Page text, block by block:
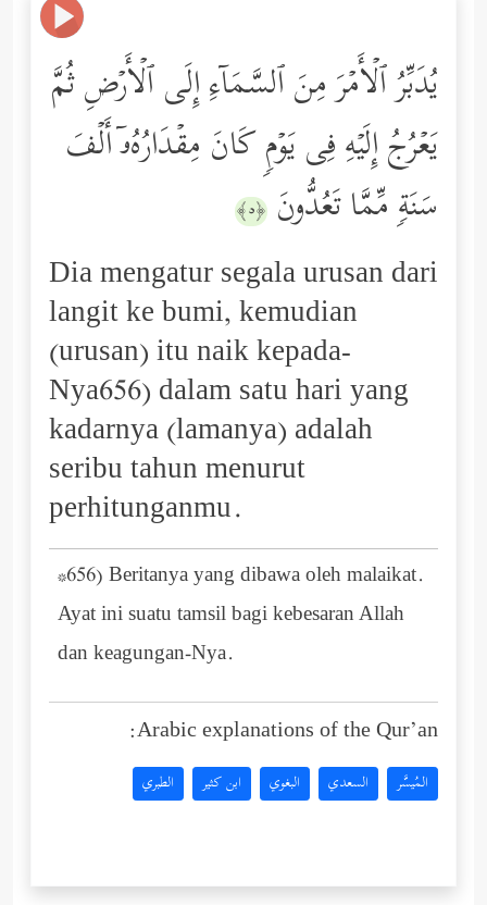
یُدَبِّرُ ٱلۡأَمۡرَ مِنَ ٱلسَّمَاۤءِ إِلَى ٱلۡأَرۡضِ ثُمَّ
یَعۡرُجُ إِلَیۡهِ فِی یَوۡمࣲ كَانَ مِقۡدَارُهُۥۤ أَلۡفَ
سَنَةࣲ مِّمَّا تَعُدُّونَ ﴿٥﴾
Dia mengatur segala urusan dari
langit ke bumi, kemudian
(urusan) itu naik kepada-
Nya656) dalam satu hari yang
kadarnya (lamanya) adalah
seribu tahun menurut
perhitunganmu.
*656) Beritanya yang dibawa oleh malaikat.
Ayat ini suatu tamsil bagi kebesaran Allah
dan keagungan-Nya.
Arabic explanations of the Qur’an:
المُيسَّر السعدي البغوي ابن كثير الطبري